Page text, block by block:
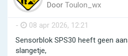
Door Toulon_wx
- 08 apr 2026, 12:21
Sensorblok SPS30 heeft geen
slangetje,